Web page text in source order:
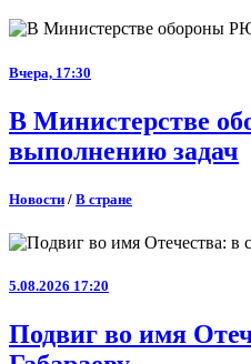
Вчера, 17:30
В Министерстве
выполнению задач
Новости / В стране
5.08.2026 17:20
Подвиг во имя